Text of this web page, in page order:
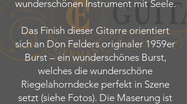
wunderschönen Instrument mit Seele.
Das Finish dieser Gitarre orientiert
sich an Don Felders originaler 1959er
Burst – ein wunderschönes Burst,
welches die wunderschöne
Riegelahorndecke perfekt in Szene
setzt (siehe Fotos). Die Maserung ist